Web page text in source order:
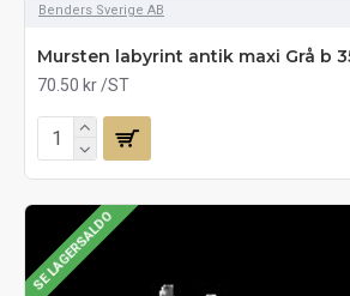
Benders Sverige AB
Mursten labyrint antik maxi Grå b
70.50 kr /ST
SE LAGERSALDO